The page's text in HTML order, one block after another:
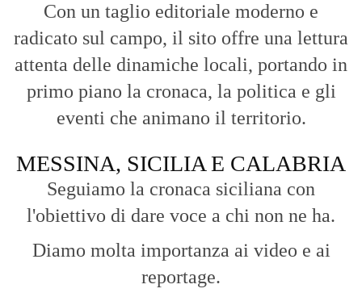
Con un taglio editoriale moderno e
radicato sul campo, il sito offre una lettura
attenta delle dinamiche locali, portando in
primo piano la cronaca, la politica e gli
eventi che animano il territorio.
MESSINA, SICILIA E CALABRIA
Seguiamo la cronaca siciliana con
l'obiettivo di dare voce a chi non ne ha.
Diamo molta importanza ai video e ai
reportage.